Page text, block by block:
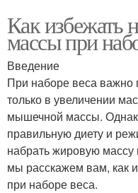
Как избежать
массы при
Введение
При наборе веса важно
только в увеличении
мышечной массы.
правильную диету и
набрать жировую
мы расскажем вам, как
при наборе веса.